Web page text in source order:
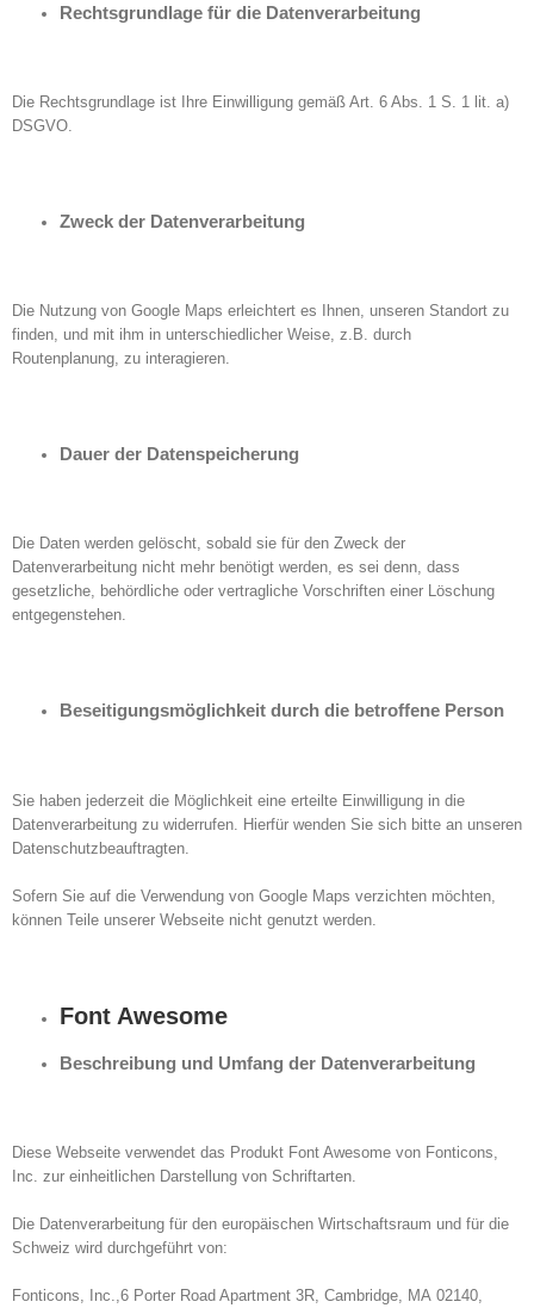
Rechtsgrundlage für die Datenverarbeitung
Die Rechtsgrundlage ist Ihre Einwilligung gemäß Art. 6 Abs. 1 S. 1 lit. a)
DSGVO.
Zweck der Datenverarbeitung
Die Nutzung von Google Maps erleichtert es Ihnen, unseren Standort zu
finden, und mit ihm in unterschiedlicher Weise, z.B. durch
Routenplanung, zu interagieren.
Dauer der Datenspeicherung
Die Daten werden gelöscht, sobald sie für den Zweck der
Datenverarbeitung nicht mehr benötigt werden, es sei denn, dass
gesetzliche, behördliche oder vertragliche Vorschriften einer Löschung
entgegenstehen.
Beseitigungsmöglichkeit durch die betroffene Person
Sie haben jederzeit die Möglichkeit eine erteilte Einwilligung in die
Datenverarbeitung zu widerrufen. Hierfür wenden Sie sich bitte an unseren
Datenschutzbeauftragten.
Sofern Sie auf die Verwendung von Google Maps verzichten möchten,
können Teile unserer Webseite nicht genutzt werden.
Font Awesome
Beschreibung und Umfang der Datenverarbeitung
Diese Webseite verwendet das Produkt Font Awesome von Fonticons,
Inc. zur einheitlichen Darstellung von Schriftarten.
Die Datenverarbeitung für den europäischen Wirtschaftsraum und für die
Schweiz wird durchgeführt von:
Fonticons, Inc.,6 Porter Road Apartment 3R, Cambridge, MA 02140,